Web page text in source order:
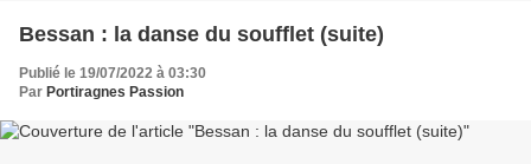
Bessan : la danse du soufflet (suite)
Publié le 19/07/2022 à 03:30
Par Portiragnes Passion